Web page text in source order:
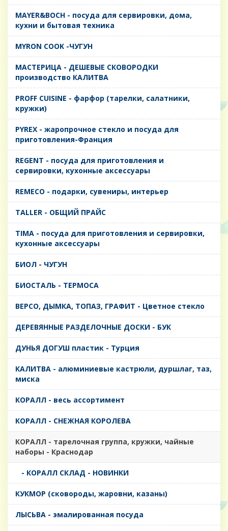
MAYER&BOCH - посуда для сервировки, дома,
кухни и бытовая техника
MYRON COOK -ЧУГУН
MАСТЕРИЦА - ДЕШЕВЫЕ СКОВОРОДКИ
производство КАЛИТВА
PROFF CUISINE - фарфор (тарелки, салатники,
кружки)
PYREX - жаропрочное стекло и посуда для
приготовления-Франция
REGENT - посуда для приготовления и
сервировки, кухонные аксессуары
REMECO - подарки, сувениры, интерьер
TALLER - ОБЩИЙ ПРАЙС
TIMA - посуда для приготовления и сервировки,
кухонные аксессуары
БИОЛ - ЧУГУН
БИОСТАЛЬ - ТЕРМОСА
ВЕРСО, ДЫМКА, ТОПАЗ, ГРАФИТ - Цветное стекло
ДЕРЕВЯННЫЕ РАЗДЕЛОЧНЫЕ ДОСКИ - БУК
ДУНЬЯ ДОГУШ пластик - Турция
КАЛИТВА - алюминиевые кастрюли, дуршлаг, таз,
миска
КОРАЛЛ - весь ассортимент
КОРАЛЛ - СНЕЖНАЯ КОРОЛЕВА
КОРАЛЛ - тарелочная группа, кружки, чайные
наборы - Краснодар
- КОРАЛЛ СКЛАД - НОВИНКИ
КУКМОР (сковороды, жаровни, казаны)
ЛЫСЬВА - эмалированная посуда